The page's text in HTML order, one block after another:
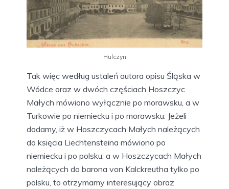
Hulczyn
Tak więc według ustaleń autora opisu Śląska w
Wódce oraz w dwóch częściach Hoszczyc
Małych mówiono wyłącznie po morawsku, a w
Turkowie po niemiecku i po morawsku. Jeżeli
dodamy, iż w Hoszczycach Małych należących
do księcia Liechtensteina mówiono po
niemiecku i po polsku, a w Hoszczycach Małych
należących do barona von Kalckreutha tylko po
polsku, to otrzymamy interesujący obraz